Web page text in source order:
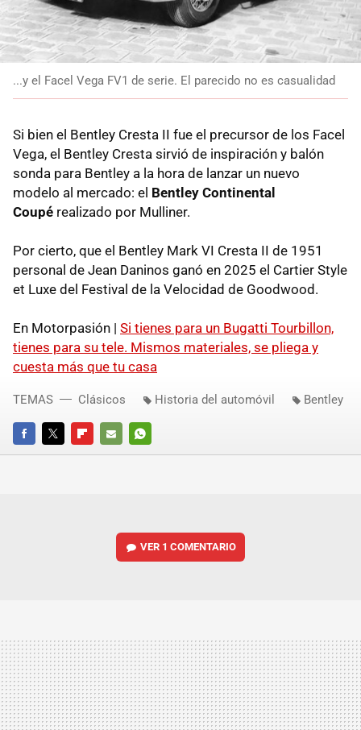
...y el Facel Vega FV1 de serie. El parecido no es casualidad
Si bien el Bentley Cresta II fue el precursor de los Facel
Vega, el Bentley Cresta sirvió de inspiración y balón
sonda para Bentley a la hora de lanzar un nuevo
modelo al mercado: el Bentley Continental
Coupé realizado por Mulliner.
Por cierto, que el Bentley Mark VI Cresta II de 1951
personal de Jean Daninos ganó en 2025 el Cartier Style
et Luxe del Festival de la Velocidad de Goodwood.
En Motorpasión | Si tienes para un Bugatti Tourbillon,
tienes para su tele. Mismos materiales, se pliega y
cuesta más que tu casa
FACEBOOKTWITTERFLIPBOARD
E-
WHATSAPP
TEMAS Clásicos Historia del automóvil Bentley
VER 1 COMENTARIO